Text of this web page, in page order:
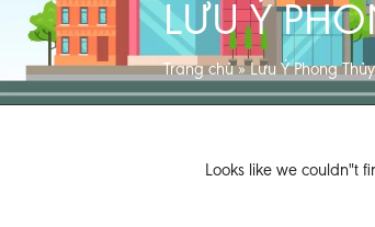
LƯU Ý
Trang chủ»Lưu Ý Phong
Looks like we couldn"t